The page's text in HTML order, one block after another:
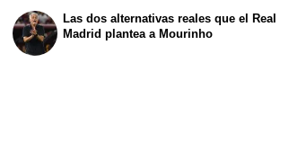
Las dos alternativas reales que el Real
Madrid plantea a Mourinho